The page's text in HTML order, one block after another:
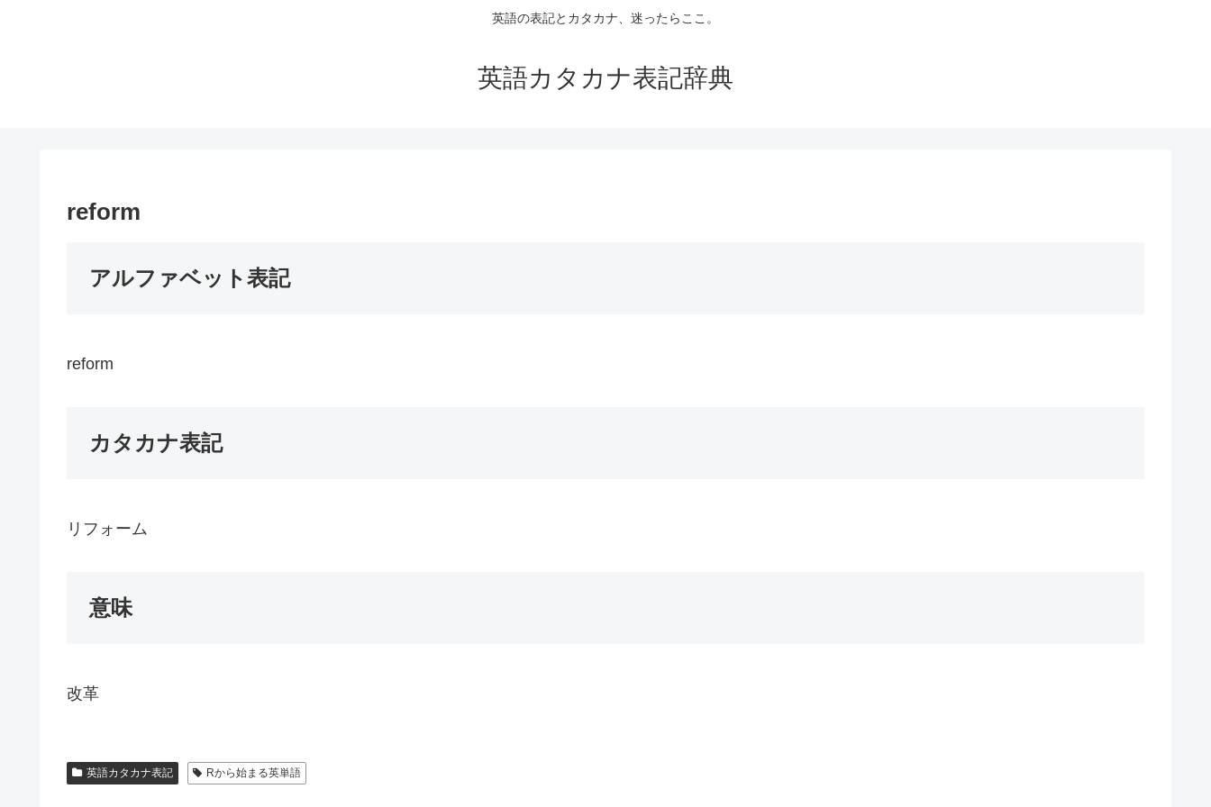
英語の表記とカタカナ、迷ったらここ。
英語カタカナ表記辞典
reform
アルファベット表記
reform
カタカナ表記
リフォーム
意味
改革
英語カタカナ表記 Rから始まる英単語